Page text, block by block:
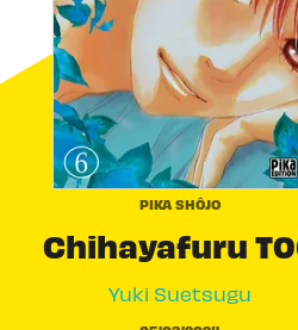
PIKA SHÔJO
Chihayafuru
Yuki Suetsugu